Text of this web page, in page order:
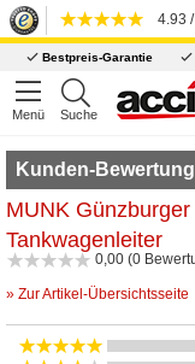
4.93
Bestpreis-Garantie
Menü Suche
Kunden-
MUNK
Tankwagenleiter
0,00 (0
» Zur Artikel-Übersichtsseite